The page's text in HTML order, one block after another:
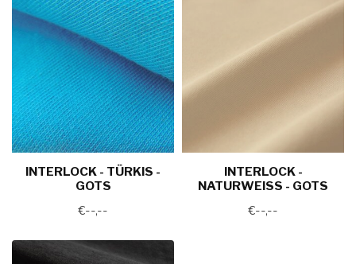
INTERLOCK - TÜRKIS -
GOTS
€--,--
INTERLOCK -
NATURWEISS - GOTS
€--,--